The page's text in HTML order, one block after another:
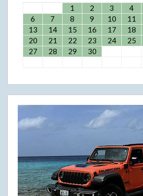
1
2 3 4
6
7 8 9 10 11
13
14 15 16 17 18
20
21 22 23 24 25
27
28 29 30